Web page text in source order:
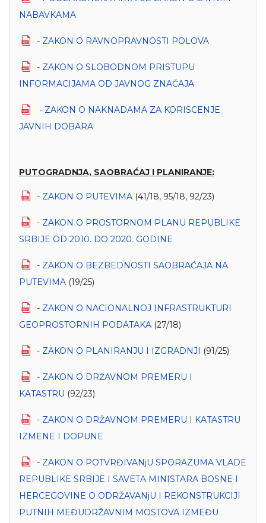
NABAVKAMA
- ZAKON O RAVNOPRAVNOSTI POLOVA
- ZAKON O SLOBODNOM PRISTUPU
INFORMACIЈAMA OD ЈAVNOG ZNAČAЈA
- ZAKON O NAKNADAMA ZA KORISCENJE
JAVNIH DOBARA
PUTOGRADNJA, SAOBRAĆAJ I PLANIRANJE:
- ZAKON O PUTEVIMA (41/18, 95/18, 92/23)
- ZAKON O PROSTORNOM PLANU REPUBLIKE
SRBIЈE OD 2010. DO 2020. GODINE
- ZAKON O BEZBEDNOSTI SAOBRAĆAЈA NA
PUTEVIMA (19/25)
- ZAKON O NACIONALNOJ INFRASTRUKTURI
GEOPROSTORNIH PODATAKA (27/18)
- ZAKON O PLANIRANЈU I IZGRADNЈI (91/25)
- ZAKON O DRŽAVNOM PREMERU I
KATASTRU (92/23)
- ZAKON O DRŽAVNOM PREMERU I KATASTRU
IZMENE I DOPUNE
- ZAKON O POTVRĐIVANjU SPORAZUMA VLADE
REPUBLIKE SRBIJE I SAVETA MINISTARA BOSNE I
HERCEGOVINE O ODRŽAVANjU I REKONSTRUKCIJI
PUTNIH MEĐUDRŽAVNIM MOSTOVA IZMEĐU